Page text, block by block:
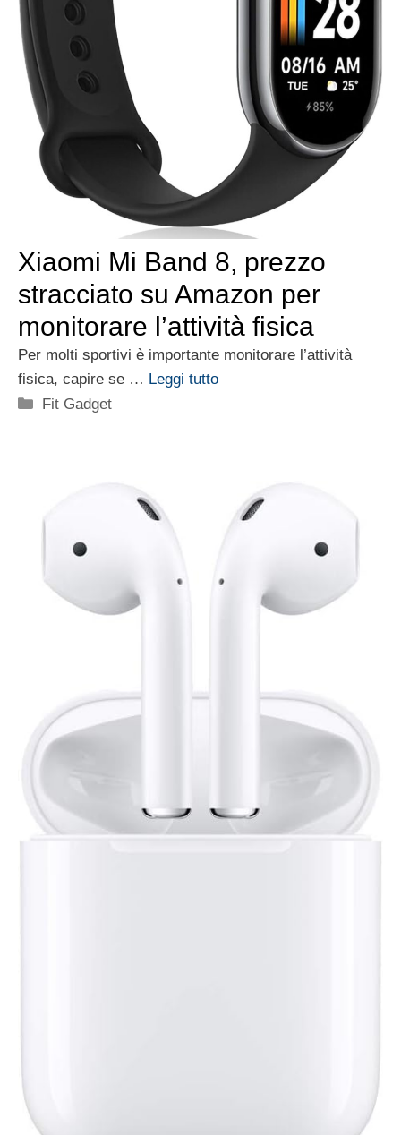
Xiaomi Mi Band 8, prezzo
stracciato su Amazon per
monitorare l’attività fisica
Per molti sportivi è importante monitorare l’attività
fisica, capire se … Leggi tutto
Categorie
Fit Gadget